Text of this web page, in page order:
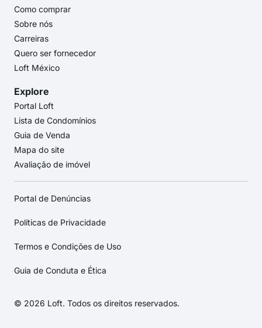
Como comprar
Sobre nós
Carreiras
Quero ser fornecedor
Loft México
Explore
Portal Loft
Lista de Condomínios
Guia de Venda
Mapa do site
Avaliação de imóvel
Portal de Denúncias
Políticas de Privacidade
Termos e Condições de Uso
Guia de Conduta e Ética
© 2026 Loft. Todos os direitos reservados.